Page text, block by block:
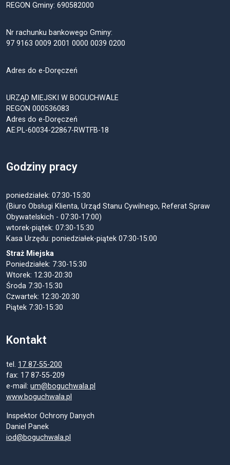
REGON Gminy: 690582000
Nr rachunku bankowego Gminy:
97 9163 0009 2001 0000 0039 0200
Adres do e-Doręczeń
URZĄD MIEJSKI W BOGUCHWALE
REGON 000536083
Adres do e-Doręczeń
AE:PL-60034-22867-RWTFB-18
Godziny pracy
poniedziałek: 07:30-15:30
(Biuro Obsługi Klienta, Urząd Stanu Cywilnego, Referat Spraw
Obywatelskich - 07:30-17:00)
wtorek-piątek: 07:30-15:30
Kasa Urzędu: poniedziałek-piątek 07:30-15:00
Straż Miejska
Poniedziałek: 7:30-15:30
Wtorek: 12:30-20:30
Środa 7:30-15:30
Czwartek: 12:30-20:30
Piątek 7:30-15:30
Kontakt
tel. 17 87-55-200
fax: 17 87-55-209
e-mail: um@boguchwala.pl
www.boguchwala.pl
Inspektor Ochrony Danych
Daniel Panek
iod@boguchwala.pl